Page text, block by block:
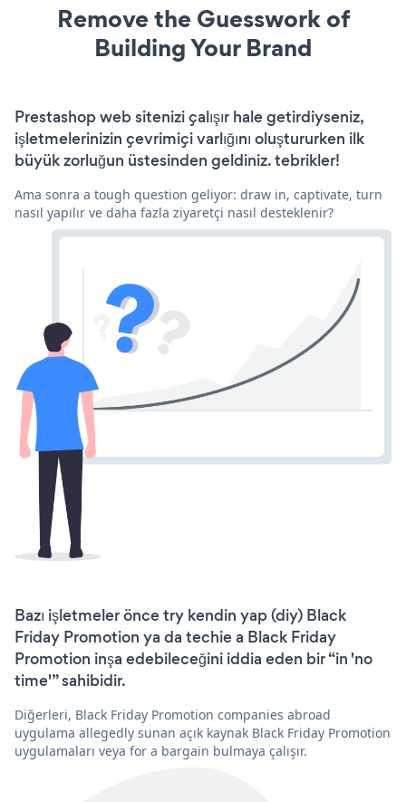
Remove the Guesswork of
Building Your Brand
Prestashop web sitenizi çalışır hale getirdiyseniz,
işletmelerinizin çevrimiçi varlığını oluştururken ilk
büyük zorluğun üstesinden geldiniz. tebrikler!
Ama sonra a tough question geliyor: draw in, captivate, turn
nasıl yapılır ve daha fazla ziyaretçi nasıl desteklenir?
Bazı işletmeler önce try kendin yap (diy) Black
Friday Promotion ya da techie a Black Friday
Promotion inşa edebileceğini iddia eden bir “in 'no
time'” sahibidir.
Diğerleri, Black Friday Promotion companies abroad
uygulama allegedly sunan açık kaynak Black Friday Promotion
uygulamaları veya for a bargain bulmaya çalışır.